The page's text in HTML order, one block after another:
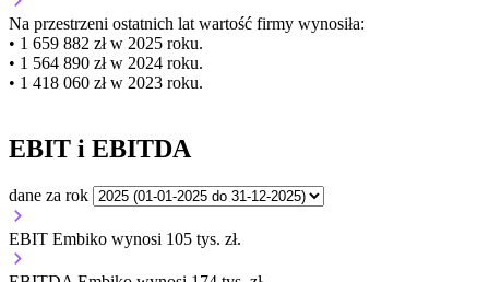
Na przestrzeni ostatnich lat wartość firmy wynosiła:
• 1 659 882 zł w 2025 roku.
• 1 564 890 zł w 2024 roku.
• 1 418 060 zł w 2023 roku.
EBIT i EBITDA
dane za rok
EBIT Embiko wynosi 105 tys. zł.